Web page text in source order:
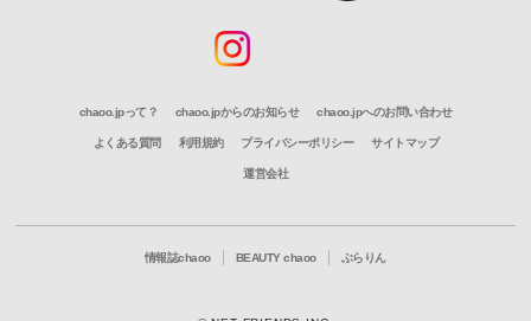
chaoo.jpって？ chaoo.jpからのお知らせ chaoo.jpへのお問い合わせ
よくある質問 利用規約 プライバシーポリシー サイトマップ
運営会社
情報誌chaoo BEAUTY chaoo ぶらりん